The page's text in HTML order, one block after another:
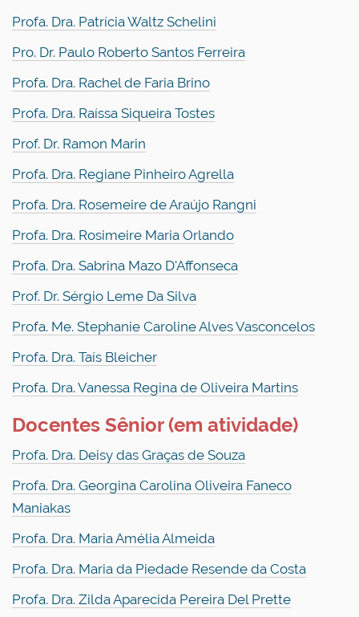
Profa. Dra. Patrícia Waltz Schelini
Pro. Dr. Paulo Roberto Santos Ferreira
Profa. Dra. Rachel de Faria Brino
Profa. Dra. Raíssa Siqueira Tostes
Prof. Dr. Ramon Marin
Profa. Dra. Regiane Pinheiro Agrella
Profa. Dra. Rosemeire de Araújo Rangni
Profa. Dra. Rosimeire Maria Orlando
Profa. Dra. Sabrina Mazo D'Affonseca
Prof. Dr. Sérgio Leme Da Silva
Profa. Me. Stephanie Caroline Alves Vasconcelos
Profa. Dra. Taís Bleicher
Profa. Dra. Vanessa Regina de Oliveira Martins
Docentes Sênior (em atividade)
Profa. Dra. Deisy das Graças de Souza
Profa. Dra. Georgina Carolina Oliveira Faneco
Maniakas
Profa. Dra. Maria Amélia Almeida
Profa. Dra. Maria da Piedade Resende da Costa
Profa. Dra. Zilda Aparecida Pereira Del Prette